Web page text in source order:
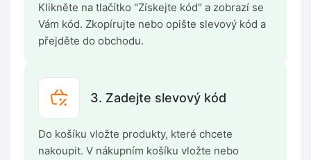
Klikněte na tlačítko "Získejte kód" a zobrazí se
Vám kód. Zkopírujte nebo opište slevový kód a
přejděte do obchodu.
3. Zadejte slevový kód
Do košíku vložte produkty, které chcete
nakoupit. V nákupním košíku vložte nebo